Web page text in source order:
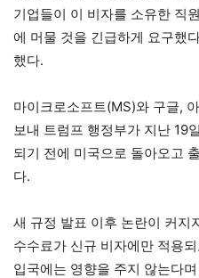
기업들이 이 비자를 소유한 직
에 머물 것을 긴급하게 요구했
했다.
마이크로소프트(MS)와 구글,
보내 트럼프 행정부가 지난 19
되기 전에 미국으로 돌아오고
다.
새 규정 발표 이후 논란이 커지
수수료가 신규 비자에만 적용
입국에는 영향을 주지 않는다